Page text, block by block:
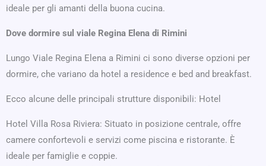
ideale per gli amanti della buona cucina.
Dove dormire sul viale Regina Elena di Rimini
Lungo Viale Regina Elena a Rimini ci sono diverse opzioni per
dormire, che variano da hotel a residence e bed and breakfast.
Ecco alcune delle principali strutture disponibili: Hotel
Hotel Villa Rosa Riviera: Situato in posizione centrale, offre
camere confortevoli e servizi come piscina e ristorante. È
ideale per famiglie e coppie.